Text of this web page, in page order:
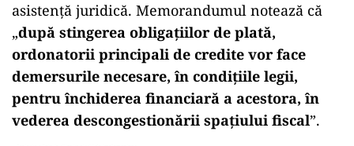
asistență juridică. Memorandumul notează că
„după stingerea obligațiilor de plată,
ordonatorii principali de credite vor face
demersurile necesare, în condițiile legii,
pentru închiderea financiară a acestora, în
vederea descongestionării spațiului fiscal”.